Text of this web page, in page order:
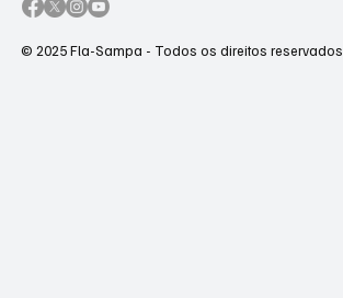
© 2025 Fla-Sampa - Todos os direitos reservados